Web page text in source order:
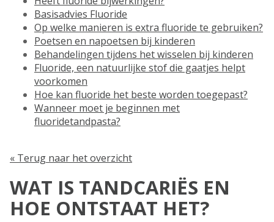
Basisadvies Fluoride
Op welke manieren is extra fluoride te gebruiken?
Poetsen en napoetsen bij kinderen
Behandelingen tijdens het wisselen bij kinderen
Fluoride, een natuurlijke stof die gaatjes helpt
voorkomen
Hoe kan fluoride het beste worden toegepast?
Wanneer moet je beginnen met
fluoridetandpasta?
« Terug naar het overzicht
WAT IS TANDCARIËS EN
HOE ONTSTAAT HET?